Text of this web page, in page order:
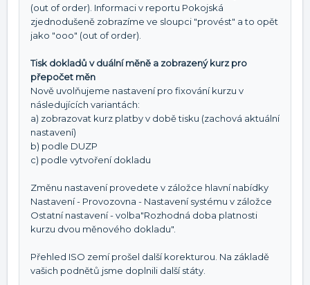
(out of order). Informaci v reportu Pokojská
zjednodušeně zobrazíme ve sloupci "provést" a to opět
jako "ooo" (out of order).
Tisk dokladů v duální měně a zobrazený kurz pro
přepočet měn
Nově uvolňujeme nastavení pro fixování kurzu v
následujících variantách:
a) zobrazovat kurz platby v době tisku (zachová aktuální
nastavení)
b) podle DUZP
c) podle vytvoření dokladu
Změnu nastavení provedete v záložce hlavní nabídky
Nastavení - Provozovna - Nastavení systému v záložce
Ostatní nastavení - volba"Rozhodná doba platnosti
kurzu dvou měnového dokladu".
Přehled ISO zemí prošel další korekturou. Na základě
vašich podnětů jsme doplnili další státy.